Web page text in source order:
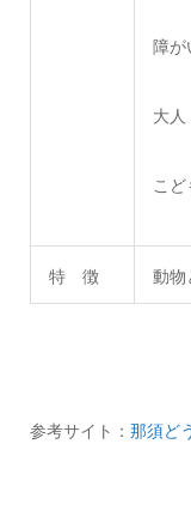
障
大
こ
特 徴 動物
参考サイト： 那須ど